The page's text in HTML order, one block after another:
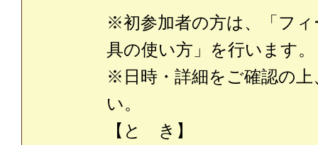
※初参加者の方は、「フ
具の使い方」を行います。
※日時・詳細をご確認の
い。
【と き】